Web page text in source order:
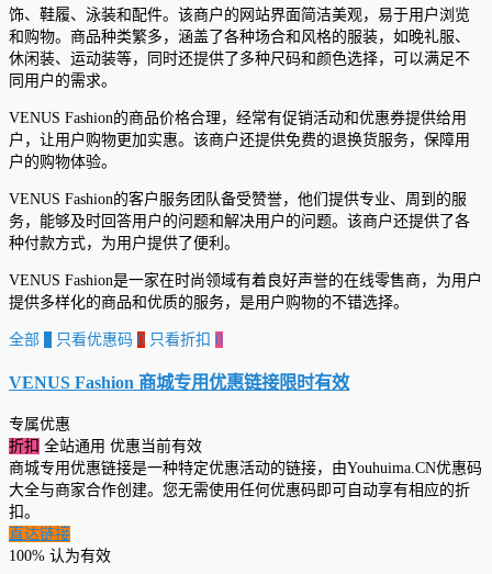
饰、鞋履、泳装和配件。该商户的网站界面简洁美观，易于用户浏览
和购物。商品种类繁多，涵盖了各种场合和风格的服装，如晚礼服、
休闲装、运动装等，同时还提供了多种尺码和颜色选择，可以满足不
同用户的需求。
VENUS Fashion的商品价格合理，经常有促销活动和优惠券提供给用
户，让用户购物更加实惠。该商户还提供免费的退换货服务，保障用
户的购物体验。
VENUS Fashion的客户服务团队备受赞誉，他们提供专业、周到的服
务，能够及时回答用户的问题和解决用户的问题。该商户还提供了各
种付款方式，为用户提供了便利。
VENUS Fashion是一家在时尚领域有着良好声誉的在线零售商，为用户
提供多样化的商品和优质的服务，是用户购物的不错选择。
全部 只看优惠码 0 只看折扣 0
VENUS Fashion 商城专用优惠链接限时有效
专属优惠
折扣
全站通用 优惠当前有效
商城专用优惠链接是一种特定优惠活动的链接，由Youhuima.CN优惠码
大全与商家合作创建。您无需使用任何优惠码即可自动享有相应的折
扣。
直达链接
100% 认为有效